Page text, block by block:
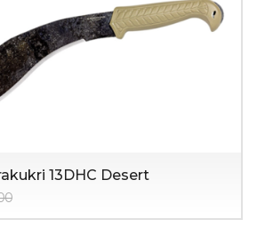
13DHC Desert